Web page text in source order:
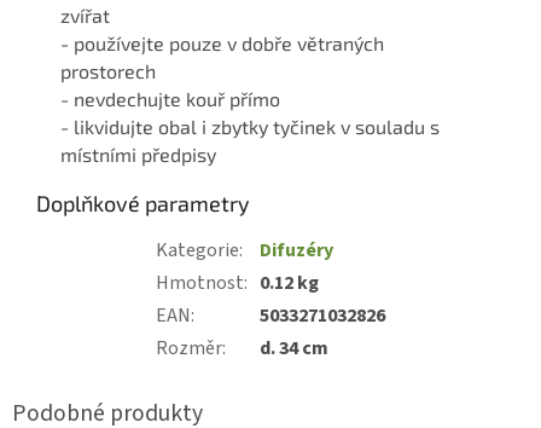
zvířat
- používejte pouze v dobře větraných
prostorech
- nevdechujte kouř přímo
- likvidujte obal i zbytky tyčinek v souladu s
místními předpisy
Doplňkové parametry
Kategorie:
Difuzéry
Hmotnost: 0.12 kg
EAN:
5033271032826
Rozměr: d. 34 cm